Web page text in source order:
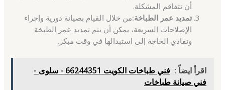
أن تتفاقم المشكلة.
تمديد عمر الطباخة:من خلال القيام بصيانة دورية وإجراء
الإصلاحات السريعة، يمكن أن يتم تمديد عمر الطبخة
وتفادي الحاجة إلى استبدالها في وقت مبكر.
اقرأ ايضاً :
فني طباخات الكويت 66244351 - سلوى -
فني صيانة طباخات